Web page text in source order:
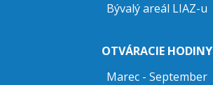
Bývalý areál LIAZ-u
OTVÁRACIE HODINY
Marec - September